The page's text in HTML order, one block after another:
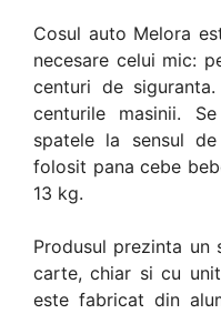
Cosul auto Melora
necesare celui mic:
centuri de
centurile masinii.
spatele la sensul
folosit pana cebe
13 kg.
Produsul prezinta
carte, chiar si cu
este fabricat din